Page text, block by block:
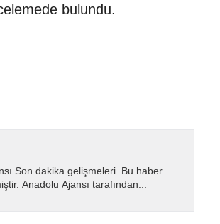
bulundu.
Son dakika gelişmeleri. Bu haber
Anadolu Ajansı tarafından...